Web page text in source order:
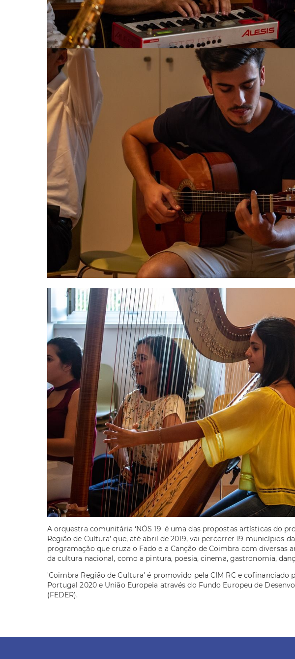
A orquestra comunitária ‘NÓS 19' é uma das propostas artísticas do
Região de Cultura’ que, até abril de 2019, vai percorrer 19 municípios
programação que cruza o Fado e a Canção de Coimbra com diversas
da cultura nacional, como a pintura, poesia, cinema, gastronomia,
'Coimbra Região de Cultura' é promovido pela CIM RC e cofinanciado
Portugal 2020 e União Europeia através do Fundo Europeu de
(FEDER).